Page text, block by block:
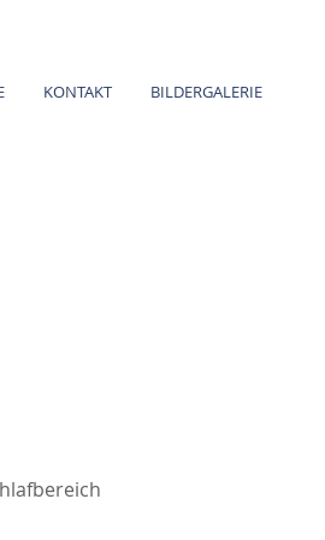
KONTAKT BILDERGALERIE